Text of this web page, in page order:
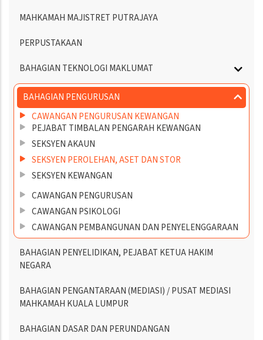
MAHKAMAH MAJISTRET PUTRAJAYA
PERPUSTAKAAN
BAHAGIAN TEKNOLOGI MAKLUMAT
BAHAGIAN PENGURUSAN
CAWANGAN PENGURUSAN KEWANGAN
PEJABAT TIMBALAN PENGARAH KEWANGAN
SEKSYEN AKAUN
SEKSYEN PEROLEHAN, ASET DAN STOR
SEKSYEN KEWANGAN
CAWANGAN PENGURUSAN
CAWANGAN PSIKOLOGI
CAWANGAN PEMBANGUNAN DAN PENYELENGGARAAN
BAHAGIAN PENYELIDIKAN, PEJABAT KETUA HAKIM
NEGARA
BAHAGIAN PENGANTARAAN (MEDIASI) / PUSAT MEDIASI
MAHKAMAH KUALA LUMPUR
BAHAGIAN DASAR DAN PERUNDANGAN